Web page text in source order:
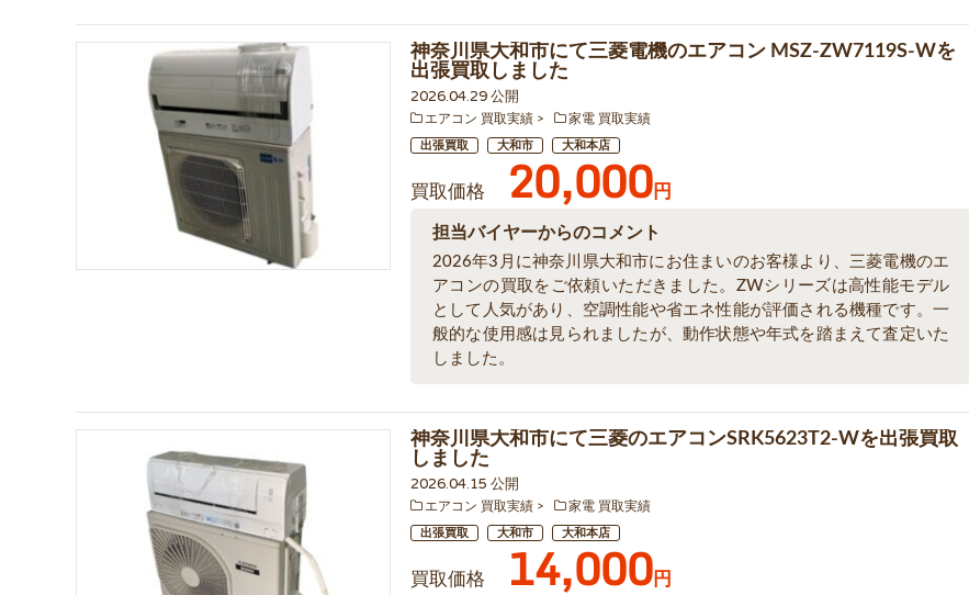
神奈川県大和市にて三菱電機のエアコン MSZ-ZW7119S-Wを
出張買取しました
2026.04.29 公開
エアコン 買取実績 家電 買取実績
出張買取 大和市 大和本店
買取価格 20,000円
担当バイヤーからのコメント
2026年3月に神奈川県大和市にお住まいのお客様より、三菱電機のエ
アコンの買取をご依頼いただきました。ZWシリーズは高性能モデル
として人気があり、空調性能や省エネ性能が評価される機種です。一
般的な使用感は見られましたが、動作状態や年式を踏まえて査定いた
しました。
神奈川県大和市にて三菱のエアコンSRK5623T2-Wを出張買取
しました
2026.04.15 公開
エアコン 買取実績 家電 買取実績
出張買取 大和市 大和本店
買取価格 14,000円